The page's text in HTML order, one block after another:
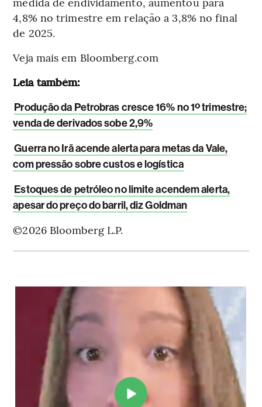
4,8% no trimestre em relação a 3,8% no final
de 2025.
Veja mais em Bloomberg.com
Leia também:
Produção da Petrobras cresce 16% no 1º trimestre;
venda de derivados sobe 2,9%
Guerra no Irã acende alerta para metas da Vale,
com pressão sobre custos e logística
Estoques de petróleo no limite acendem alerta,
apesar do preço do barril, diz Goldman
©2026 Bloomberg L.P.